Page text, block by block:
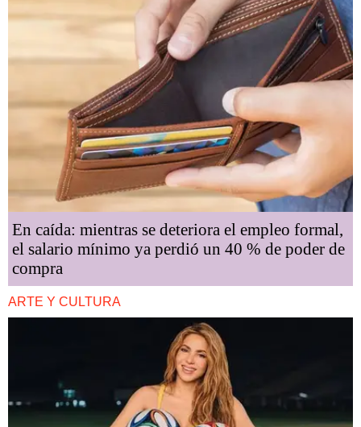
En caída: mientras se deteriora el empleo formal,
el salario mínimo ya perdió un 40 % de poder de
compra
ARTE Y CULTURA